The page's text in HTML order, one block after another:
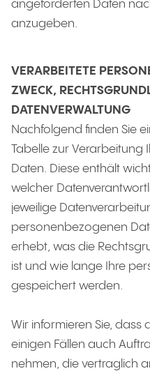
angeforderten Daten
anzugeben.
VERARBEITETE
ZWECK,
DATENVERWALTUNG
Nachfolgend finden Sie
Tabelle zur
Daten. Diese enthält
welcher
jeweilige
personenbezogenen
erhebt, was die
ist und wie lange Ihre
gespeichert werden.
Wir informieren Sie, dass
einigen Fällen auch
nehmen, die vertraglich